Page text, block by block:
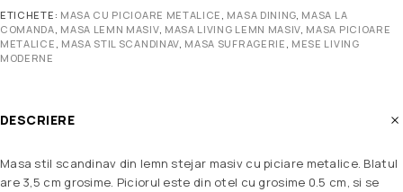
ETICHETE: MASA CU PICIOARE METALICE , MASA DINING, MASA LA
COMANDA, MASA LEMN MASIV, MASA LIVING LEMN MASIV, MASA PICIOARE
METALICE , MASA STIL SCANDINAV, MASA SUFRAGERIE , MESE LIVING
MODERNE
DESCRIERE
Masa stil scandinav din lemn stejar masiv cu piciare metalice. Blatul
are 3,5 cm grosime. Piciorul este din otel cu grosime 0.5 cm, si se